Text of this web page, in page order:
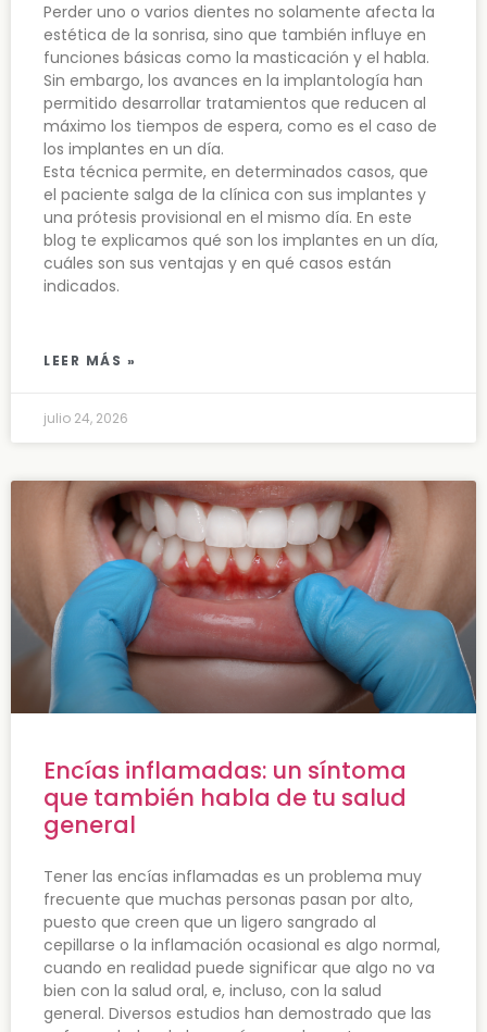
Perder uno o varios dientes no solamente afecta la
estética de la sonrisa, sino que también influye en
funciones básicas como la masticación y el habla.
Sin embargo, los avances en la implantología han
permitido desarrollar tratamientos que reducen al
máximo los tiempos de espera, como es el caso de
los implantes en un día.
Esta técnica permite, en determinados casos, que
el paciente salga de la clínica con sus implantes y
una prótesis provisional en el mismo día. En este
blog te explicamos qué son los implantes en un día,
cuáles son sus ventajas y en qué casos están
indicados.
LEER MÁS »
julio 24, 2026
Encías inflamadas: un síntoma
que también habla de tu salud
general
Tener las encías inflamadas es un problema muy
frecuente que muchas personas pasan por alto,
puesto que creen que un ligero sangrado al
cepillarse o la inflamación ocasional es algo normal,
cuando en realidad puede significar que algo no va
bien con la salud oral, e, incluso, con la salud
general. Diversos estudios han demostrado que las